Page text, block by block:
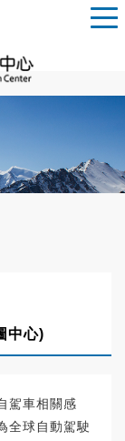
中心)
駕車相關感
全球自動駕駛